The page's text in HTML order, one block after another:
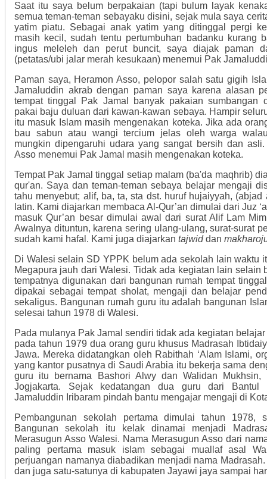
Saat itu saya belum berpakaian (tapi bulum layak
semua teman-teman sebayaku disini, sejak mula saya
yatim piatu. Sebagai anak yatim yang ditinggal pergi
masih kecil, sudah tentu pertumbuhan badanku kurang
ingus meleleh dan perut buncit, saya diajak paman
(petatas/ubi jalar merah kesukaan) menemui Pak
Paman saya, Heramon Asso, pelopor salah satu gigih
Jamaluddin akrab dengan paman saya karena alasan
tempat tinggal Pak Jamal banyak pakaian sumbangan
pakai baju duluan dari kawan-kawan sebaya. Hampir
itu masuk Islam masih mengenakan koteka. Jika ada
bau sabun atau wangi tercium jelas oleh warga
mungkin dipengaruhi udara yang sangat bersih dan
Asso menemui Pak Jamal masih mengenakan koteka.
Tempat Pak Jamal tinggal setiap malam (ba'da maqhrib)
qur'an. Saya dan teman-teman sebaya belajar mengaji
tahu menyebut; alif, ba, ta, sta dst. huruf hujaiyyah, (abjad
latin. Kami diajarkan membaca Al-Qur’an dimulai dari Juz
masuk Qur’an besar dimulai awal dari surat Alif Lam
Awalnya dituntun, karena sering ulang-ulang, surat-surat
sudah kami hafal. Kami juga diajarkan tajwiddan
Di Walesi selain SD YPPK belum ada sekolah lain waktu
Megapura jauh dari Walesi. Tidak ada kegiatan lain selain
tempatnya digunakan dari bangunan rumah tempat
dipakai sebagai tempat sholat, mengaji dan belajar
sekaligus. Bangunan rumah guru itu adalah bangunan
selesai tahun 1978 di Walesi.
Pada mulanya Pak Jamal sendiri tidak ada kegiatan
pada tahun 1979 dua orang guru khusus Madrasah
Jawa. Mereka didatangkan oleh Rabithah ‘Alam Islami,
yang kantor pusatnya di Saudi Arabia itu bekerja sama
guru itu bernama Bashori Alwy dan Walidan Mukhsin,
Jogjakarta. Sejak kedatangan dua guru dari Bantul
Jamaluddin Iribaram pindah bantu mengajar mengaji di
Pembangunan sekolah pertama dimulai tahun 1978,
Bangunan sekolah itu kelak dinamai menjadi
Merasugun Asso Walesi. Nama Merasugun Asso dari
paling pertama masuk islam sebagai muallaf asal
perjuangan namanya diabadikan menjadi nama
dan juga satu-satunya di kabupaten Jayawi jaya sampai